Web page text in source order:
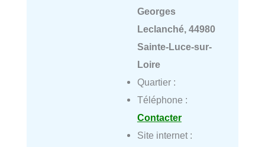
Georges
Leclanché, 44980
Sainte-Luce-sur-
Loire
Quartier :
Téléphone :
Contacter
Site internet :